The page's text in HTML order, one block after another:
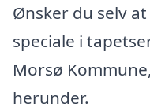
Ønsker du selv
speciale i
Morsø
herunder.